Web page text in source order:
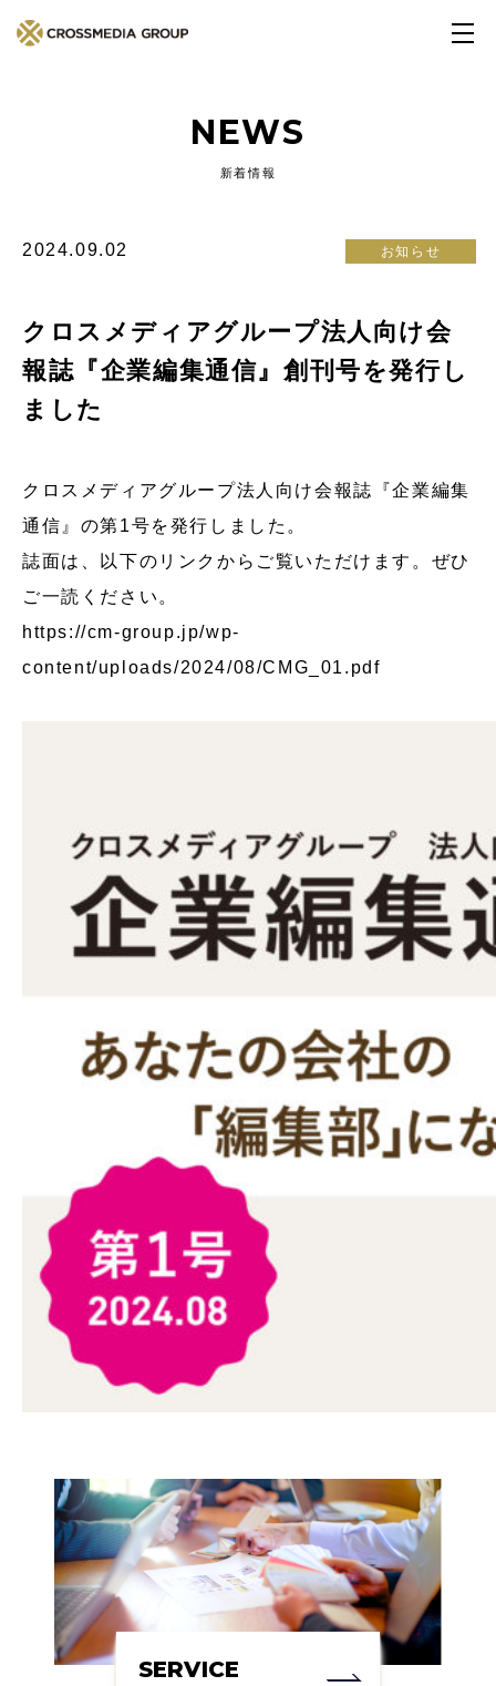
NEWS
新着情報
2024.09.02 お知らせ
クロスメディアグループ法人向け会
報誌『企業編集通信』創刊号を発行し
ました
クロスメディアグループ法人向け会報誌『企業編集
通信』の第1号を発行しました。
誌面は、以下のリンクからご覧いただけます。ぜひ
ご一読ください。
https://cm-group.jp/wp-
content/uploads/2024/08/CMG_01.pdf
SERVICE